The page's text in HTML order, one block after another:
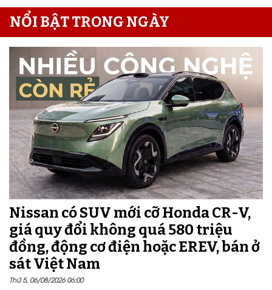
NỔI BẬT TRONG NGÀY
Nissan có SUV mới cỡ Honda CR-V,
giá quy đổi không quá 580 triệu
đồng, động cơ điện hoặc EREV, bán ở
sát Việt Nam
Thứ 5, 06/08/2026 06:00